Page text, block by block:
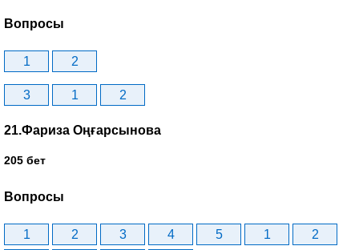
Вопросы
1 2
3 1 2
21.Фариза Оңғарсынова
205 бет
Вопросы
1 2 3 4 5 1
2